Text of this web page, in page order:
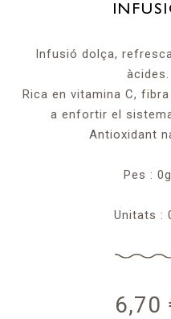
Infusió dolça,
àcides.
Rica en vitamina C,
a enfortir el
Antioxidant
Pes : 0g
Unitats :
6,70